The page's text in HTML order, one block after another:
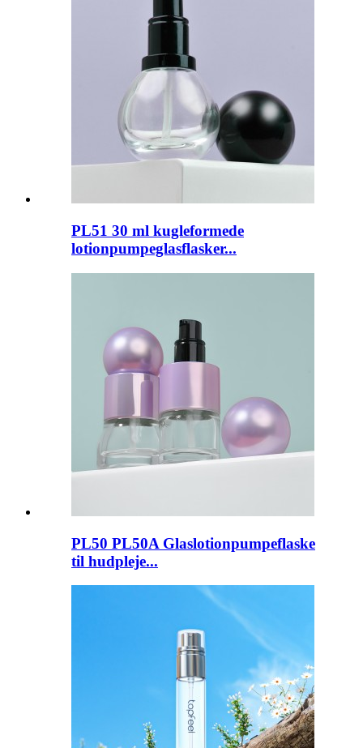
PL51 30 ml kugleformede
lotionpumpeglasflasker...
PL50 PL50A Glaslotionpumpeflaske
til hudpleje...